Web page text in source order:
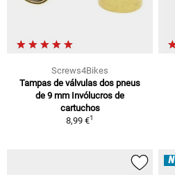
Screws4Bikes
Tampas de válvulas dos pneus
de 9 mm Invólucros de
cartuchos
8,99 €1